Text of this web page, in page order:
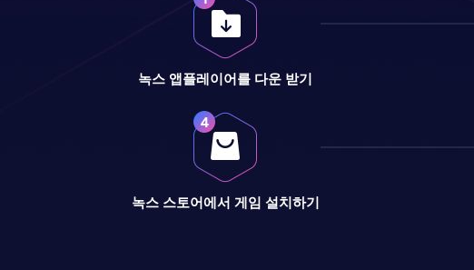
녹스 앱플레이어를 다운 받기
녹스 스토어에서 게임 설치하기